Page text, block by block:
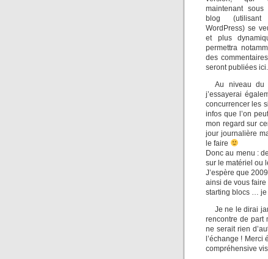
maintenant sous
blog
WordPress) se
et plus
permettra
des
seront publiées ici.
Au niveau du
j’essayerai
concurrencer les
infos que l’on
mon regard sur
jour journalière
le faire
Donc au menu :
sur le matériel ou
J’espère que
ainsi de vous
starting blocs … je
Je ne le dirai
rencontre de part
ne serait rien
l’échange !
compréhensive